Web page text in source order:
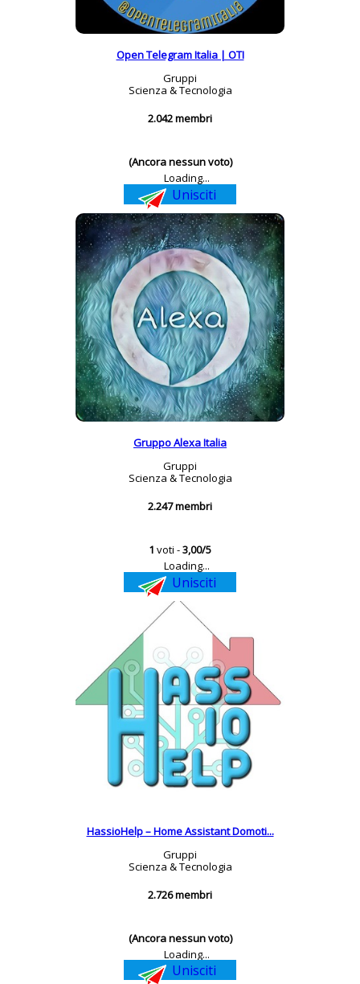
Open Telegram Italia | OTI
Gruppi
Scienza & Tecnologia
2.042 membri
(Ancora nessun voto)
Loading...
Unisciti
Gruppo Alexa Italia
Gruppi
Scienza & Tecnologia
2.247 membri
1 voti -3,00/5
Loading...
Unisciti
HassioHelp – Home Assistant Domoti...
Gruppi
Scienza & Tecnologia
2.726 membri
(Ancora nessun voto)
Loading...
Unisciti